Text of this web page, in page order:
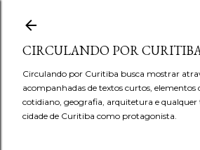
CIRCULANDO POR
Circulando por Curitiba busca mostrar
acompanhadas de textos curtos,
cotidiano, geografia, arquitetura e qualquer
cidade de Curitiba como protagonista.